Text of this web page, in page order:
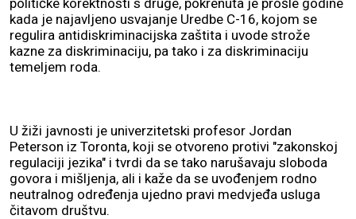
političke korektnosti s druge, pokrenuta je prošle godine
kada je najavljeno usvajanje Uredbe C-16, kojom se
regulira antidiskriminacijska zaštita i uvode strože
kazne za diskriminaciju, pa tako i za diskriminaciju
temeljem roda.
U žiži javnosti je univerzitetski profesor Jordan
Peterson iz Toronta, koji se otvoreno protivi "zakonskoj
regulaciji jezika" i tvrdi da se tako narušavaju sloboda
govora i mišljenja, ali i kaže da se uvođenjem rodno
neutralnog određenja ujedno pravi medvjeđa usluga
čitavom društvu.